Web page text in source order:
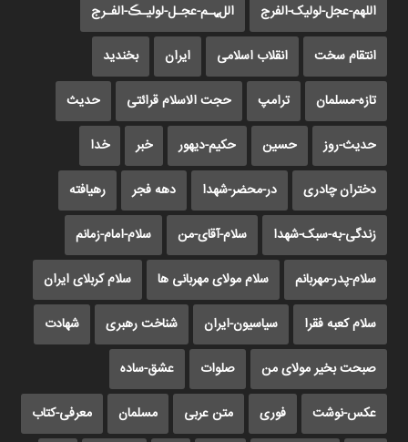
اللهم-عجل-لولیک-الفرج اللﮩـم-عجـل-لولیـڪ-الفـرج
انتقام سخت انقلاب اسلامی ایران بخندید
تازه-مسلمان ترامپ حجت الاسلام قرائتی حدیث
حدیث-روز حسین حکیم-دیهور خبر خدا
دختران چادری در-محضر-شهدا دهه فجر رهیافته
زندگی-به-سبک-شهدا سلام-آقای-من سلام-امام-زمانم
سلام-پدر-مهربانم سلام مولای مهربانی ها سلام کربلای ایران
سلام کعبه فقرا سیاسیون-ایران شناخت رهبری شهادت
صبحت بخیر مولای من صلوات عشق-ساده
عکس-نوشت فوری متن عربی مسلمان معرفی-کتاب